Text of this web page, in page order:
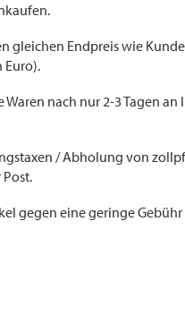
gleichen Endpreis wie
Euro).
Waren nach nur 2-3 Tagen an
/ Abholung von
gegen eine geringe